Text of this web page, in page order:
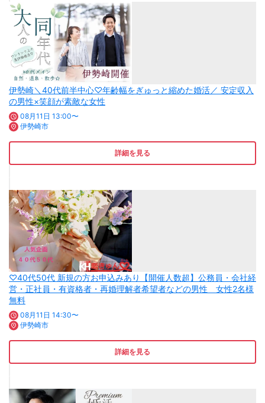
伊勢崎＼40代前半中心♡年齢幅をぎゅっと縮めた婚活／ 安定収入
の男性×笑顔が素敵な女性
08月11日 13:00〜
伊勢崎市
詳細を見る
♡40代50代 新規の方お申込みあり【開催人数超】公務員・会社経
営・正社員・有資格者・再婚理解者希望者などの男性 女性2名様
無料
08月11日 14:30〜
伊勢崎市
詳細を見る